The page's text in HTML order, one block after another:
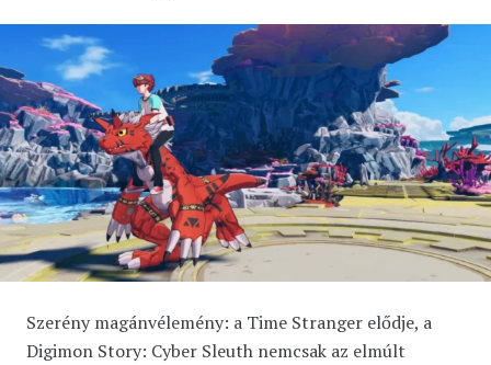
Szerény magánvélemény: a Time Stranger elődje, a
Digimon Story: Cyber Sleuth nemcsak az elmúlt